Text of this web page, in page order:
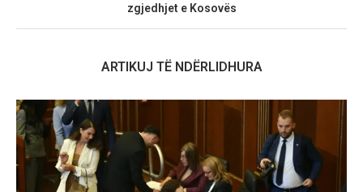
zgjedhjet e Kosovës
ARTIKUJ TË NDËRLIDHURA